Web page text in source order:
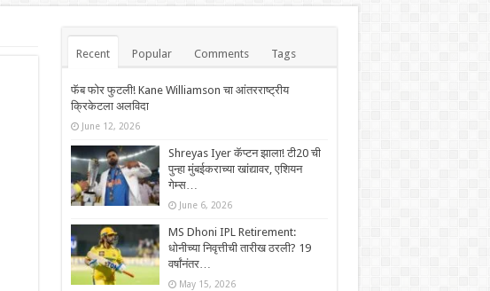
Recent Popular Comments Tags
फॅब फोर फुटली! Kane Williamson चा आंतरराष्ट्रीय
क्रिकेटला अलविदा
June 12, 2026
Shreyas Iyer कॅप्टन झाला! टी20 ची
पुन्हा मुंबईकराच्या खांद्यावर, एशियन
गेम्स…
June 6, 2026
MS Dhoni IPL Retirement:
धोनीच्या निवृत्तीची तारीख ठरली? 19
वर्षांनंतर…
May 15, 2026